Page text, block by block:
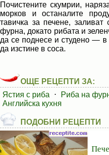
Почистените скумрии,
морков и останалите
тавичка за печене,
фурна, докато рибата и
да се поднесе и студено — в
да изстине в соса.
ОЩЕ РЕЦЕПТИ ЗА:
Ястия с риба
⋅ Риба на
Английска кухня
ПОДОБНИ РЕЦЕПТИ